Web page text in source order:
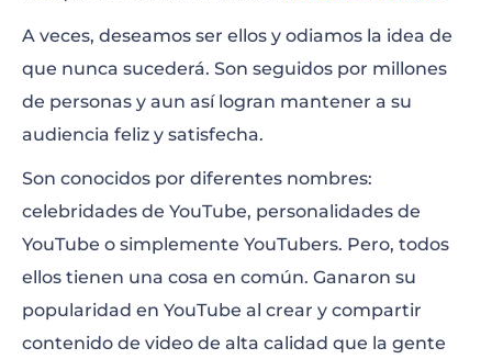
Shane
DanTDM
Nigahiga
JennaMarbles
Logan Paul Vlogs
CanalCanalha
A veces, deseamos ser ellos y odiamos la idea de
que nunca sucederá. Son seguidos por millones
de personas y aun así logran mantener a su
audiencia feliz y satisfecha.
Son conocidos por diferentes nombres:
celebridades de YouTube, personalidades de
YouTube o simplemente YouTubers. Pero, todos
ellos tienen una cosa en común. Ganaron su
popularidad en YouTube al crear y compartir
contenido de video de alta calidad que la gente